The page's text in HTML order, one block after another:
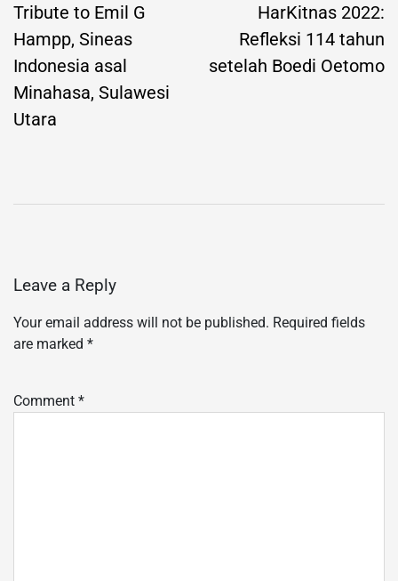
navigation
Tribute to Emil G
Hampp, Sineas
Indonesia asal
Minahasa, Sulawesi
Utara
HarKitnas 2022:
Refleksi 114 tahun
setelah Boedi Oetomo
Leave a Reply
Your email address will not be published. Required fields
are marked *
Comment *